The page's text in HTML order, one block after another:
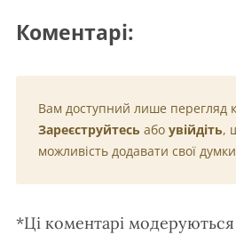
Коментарі:
Вам доступний лише перегляд
Зареєструйтесь або увійдіть,
можливість додавати свої
*Ці коментарі модеруються